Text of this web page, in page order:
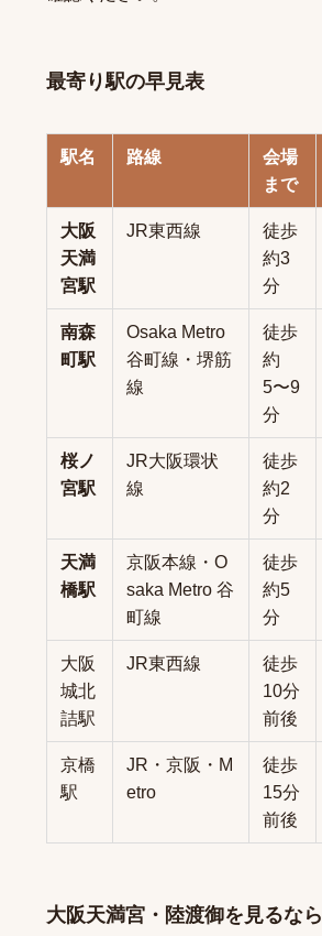
最寄り駅の早見表
駅名 路線
会場
まで
大阪
天満
宮駅
JR東西線
徒歩
約3
分
南森
町駅
Osaka Metro
谷町線・堺筋
線
徒歩
約
5〜9
分
桜ノ
宮駅
JR大阪環状
線
徒歩
約2
分
天満
橋駅
京阪本線・O
saka Metro 谷
町線
徒歩
約5
分
大阪
城北
詰駅
JR東西線
徒歩
10分
前後
京橋
駅
JR・京阪・M
etro
徒歩
15分
前後
大阪天満宮・陸渡御を見るなら